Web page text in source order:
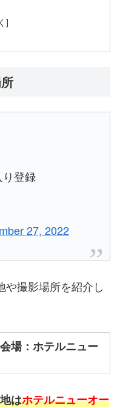
登録
27, 2022
撮影場所を紹介し
場：ホテルニュー
はホテルニューオー